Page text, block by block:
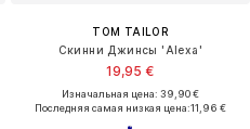
TOM TAILOR
Скинни Джинсы 'Alexa'
19,95 €
Изначальная цена: 39,90 €
Последняя самая низкая цена:11,96 €